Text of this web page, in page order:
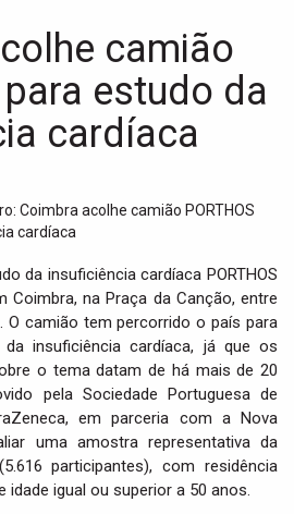
n
a
o
n
camião
para estudo da
cardíaca
da insuficiência cardíaca PORTHOS
Coimbra, na Praça da Canção, entre
O camião tem percorrido o país para
insuficiência cardíaca, já que os
o tema datam de há mais de 20
pela Sociedade Portuguesa de
em parceria com a Nova
uma amostra representativa da
participantes), com residência
idade igual ou superior a 50 anos.